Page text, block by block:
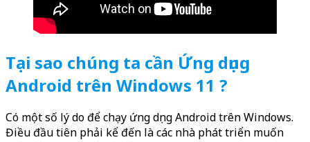
Tại sao chúng ta cần Ứng dụng
Android trên Windows 11 ?
Có một số lý do để chạy ứng dụng Android trên Windows.
Điều đầu tiên phải kể đến là các nhà phát triển muốn